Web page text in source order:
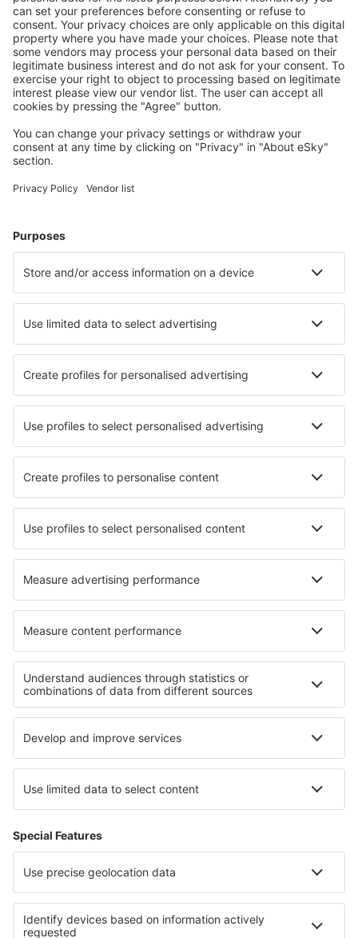
Economiseşte mai mult
Prețuri atractive și oferte speciale pentru utilizatorii
conectați.
Cazarea preferată
Alege din peste 1,3 mil. de opţiuni: hoteluri, cabane,
Cele mai căutate hoteluri de către utilizatorii eSky
Hoteluri în Birmingham
Hoteluri în Manchester Hoteluri în Edinburgh
Hoteluri în Londra Hoteluri în Rye
Hoteluri în Dumfries Hoteluri în Milton Keynes
Cele mai bune hoteluri - orașe
Hoteluri în Ridgewood Hoteluri în Jesus Pobre
Hoteluri în Bad Leonfelden Hoteluri în Elgersburg
Hoteluri în Fuchu Hoteluri în Tassin-la-Demi-Lune
Cele mai bune hoteluri - regiuni
Hoteluri ȋn Irlanda de Nord Hoteluri în Riviera Engleză
Hoteluri în Guernsey Hoteluri în Great Yarmouth
Hoteluri in Scotland Hoteluri în Valmeinier
Hoteluri on Adratic Coast Hoteluri in Baja California